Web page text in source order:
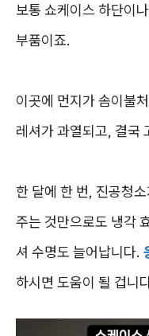
보통 쇼케이스 하단이
부품이죠.
이곳에 먼지가 솜이불
레셔가 과열되고, 결국
한 달에 한 번, 진공청
주는 것만으로도 냉각
셔 수명도 늘어납니다.
하시면 도움이 될 겁니